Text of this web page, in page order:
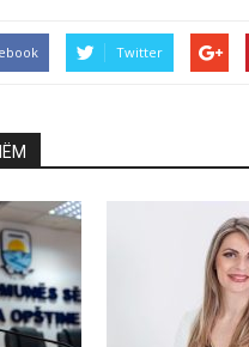
Twitter